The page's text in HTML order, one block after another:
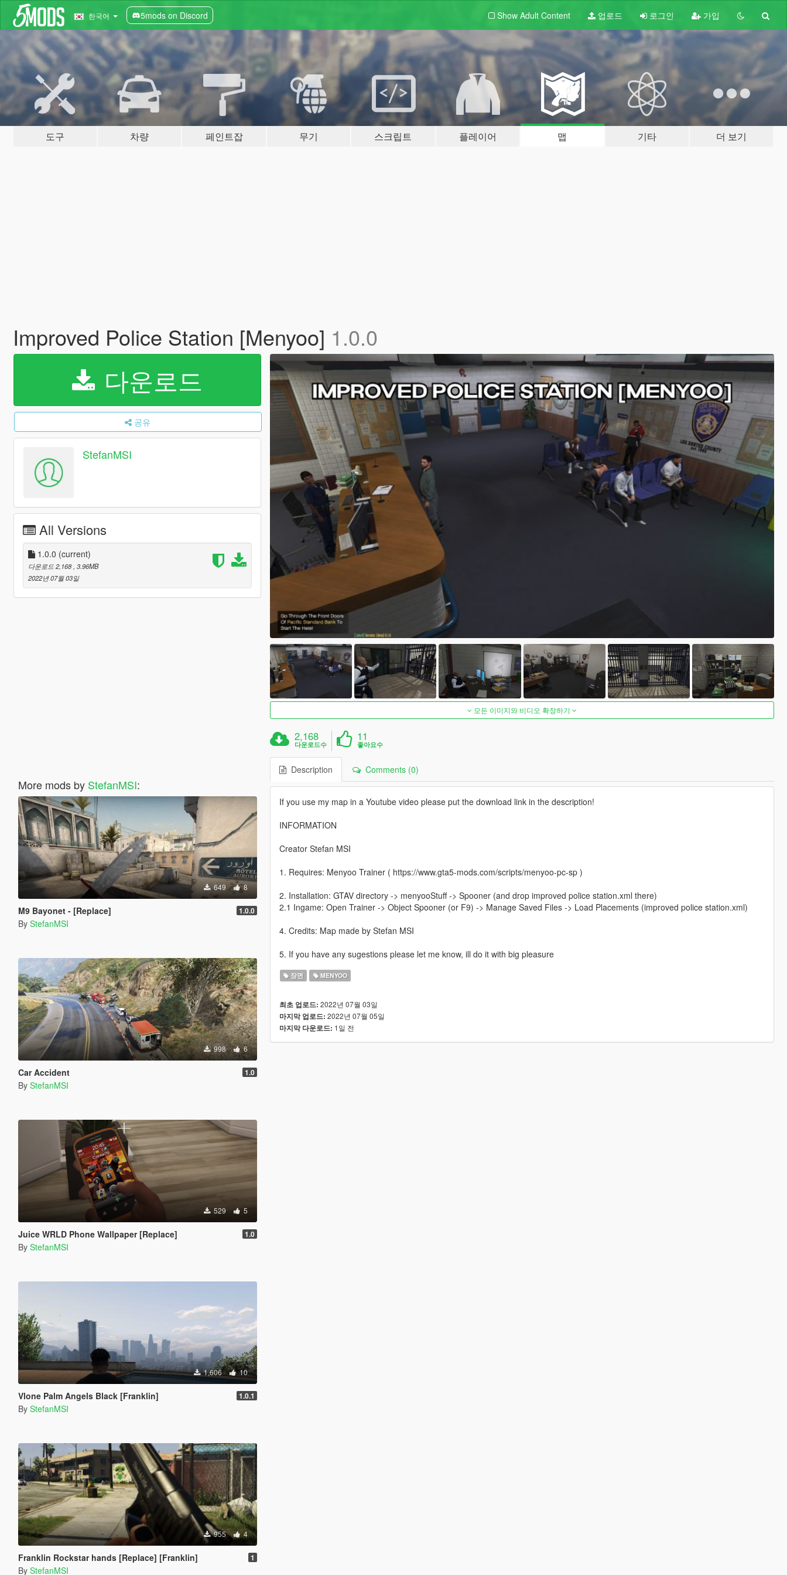
한국어 5mods on Discord Show Adult Content 업로드 로그인 가입
도구 차량 페인트잡 무기 스크립트 플레이어 맵 기타 더 보기
Improved Police Station [Menyoo] 1.0.0
다운로드
공유
StefanMSI
All Versions
1.0.0 (current)
다운로드 2,168 , 3.96MB
2022년 07월 03일
More mods by StefanMSI:
649 8
M9 Bayonet - [Replace] 1.0.0
By StefanMSI
998 6
Car Accident 1.0
By StefanMSI
529 5
Juice WRLD Phone Wallpaper [Replace] 1.0
By StefanMSI
1,606 10
Vlone Palm Angels Black [Franklin] 1.0.1
By StefanMSI
955 4
Franklin Rockstar hands [Replace] [Franklin] 1
By StefanMSI
모든 이미지와 비디오 확장하기
2,168
다운로드수
11
좋아요수
Description Comments (0)
If you use my map in a Youtube video please put the download link in the description!
INFORMATION
Creator Stefan MSI
1. Requires: Menyoo Trainer ( https://www.gta5-mods.com/scripts/menyoo-pc-sp )
2. Installation: GTAV directory -> menyooStuff -> Spooner (and drop improved police station.xml there)
2.1 Ingame: Open Trainer -> Object Spooner (or F9) -> Manage Saved Files -> Load Placements (improved police station.xml)
4. Credits: Map made by Stefan MSI
5. If you have any sugestions please let me know, ill do it with big pleasure
장면 MENYOO
최초 업로드: 2022년 07월 03일
마지막 업로드: 2022년 07월 05일
마지막 다운로드: 1일 전